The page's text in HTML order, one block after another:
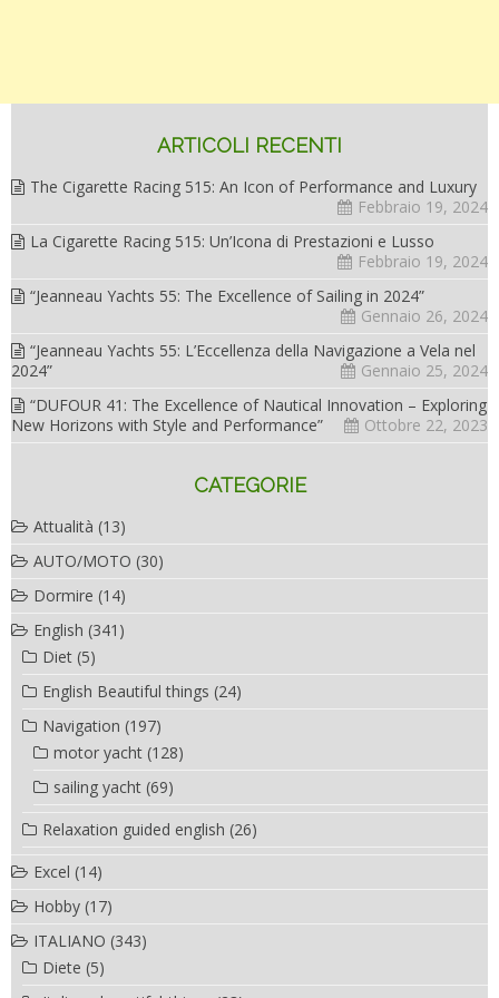
ARTICOLI RECENTI
The Cigarette Racing 515: An Icon of Performance and Luxury
Febbraio 19, 2024
La Cigarette Racing 515: Un’Icona di Prestazioni e Lusso
Febbraio 19, 2024
“Jeanneau Yachts 55: The Excellence of Sailing in 2024”
Gennaio 26, 2024
“Jeanneau Yachts 55: L’Eccellenza della Navigazione a Vela nel
2024”
Gennaio 25, 2024
“DUFOUR 41: The Excellence of Nautical Innovation – Exploring
New Horizons with Style and Performance”
Ottobre 22, 2023
CATEGORIE
Attualità (13)
AUTO/MOTO (30)
Dormire (14)
English (341)
Diet (5)
English Beautiful things (24)
Navigation (197)
motor yacht (128)
sailing yacht (69)
Relaxation guided english (26)
Excel (14)
Hobby (17)
ITALIANO (343)
Diete (5)